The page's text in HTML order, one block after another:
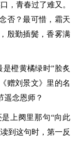
，青春过了难又。
否？最可惜，霜天
殷勤插鬓，香雾满
是橙黄橘绿时”脍炙
赠刘景文》里的名
遥念恩师？
上阕里那句“向此
到这句时，第一反